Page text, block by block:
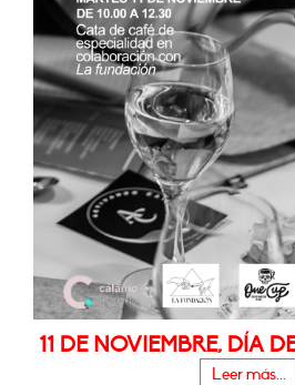
11 DE NOVIEMBRE, DÍA
Leer más...